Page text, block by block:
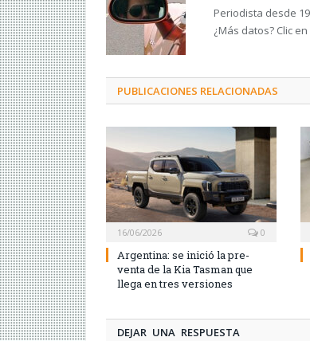
Periodista desde
¿Más datos? Clic
PUBLICACIONES RELACIONADAS
16/06/2026 0
Argentina: se inició la pre-
venta de la Kia Tasman que
llega en tres versiones
DEJAR UNA RESPUESTA